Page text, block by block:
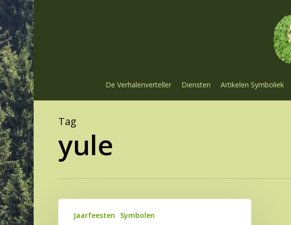
Skip
to
main
content
De Verhalenverteller Diensten Artikelen Symboliek
Tag
yule
slepenJaarfeesten Symbolen